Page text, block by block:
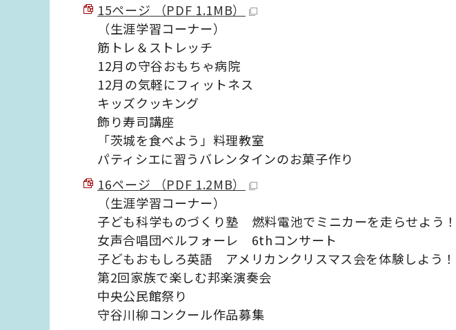
15ページ （PDF 1.1MB）
（生涯学習コーナー）
筋トレ＆ストレッチ
12月の守谷おもちゃ病院
12月の気軽にフィットネス
キッズクッキング
飾り寿司講座
「茨城を食べよう」料理教室
パティシエに習うバレンタインのお菓子作り
16ページ （PDF 1.2MB）
（生涯学習コーナー）
子ども科学ものづくり塾 燃料電池でミニカーを走らせよう！
女声合唱団ベルフォーレ 6thコンサート
子どもおもしろ英語 アメリカンクリスマス会を体験しよう！
第2回家族で楽しむ邦楽演奏会
中央公民館祭り
守谷川柳コンクール作品募集